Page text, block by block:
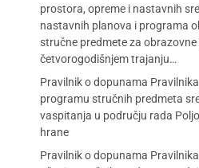
prostora, opreme i nastavnih
nastavnih planova i programa
stručne predmete za
četvorogodišnjem trajanju…
Pravilnik o dopunama
programu stručnih predmeta
vaspitanja u području rada
hrane
Pravilnik o dopunama